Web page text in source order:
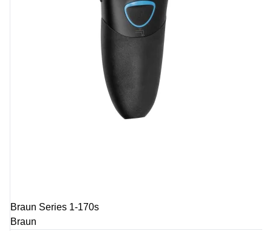
Braun Series 1-170s
Braun